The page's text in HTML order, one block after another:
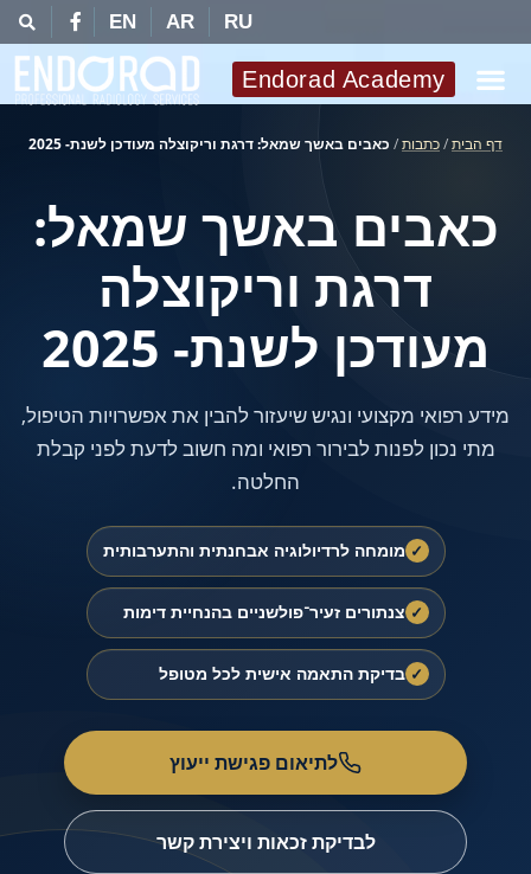
RU
AR
EN
Endorad Academy
דף הבית/כתבות/ כאבים באשך שמאל: דרגת וריקוצלה מעודכן לשנת- 2025
כאבים באשך שמאל:
דרגת וריקוצלה
מעודכן לשנת- 2025
מידע רפואי מקצועי ונגיש שיעזור להבין את אפשרויות הטיפול,
מתי נכון לפנות לבירור רפואי ומה חשוב לדעת לפני קבלת
החלטה.
✓ מומחה לרדיולוגיה אבחנתית והתערבותית
✓ צנתורים זעיר־פולשניים בהנחיית דימות
✓ בדיקת התאמה אישית לכל מטופל
לתיאום פגישת ייעוץ
לבדיקת זכאות ויצירת קשר